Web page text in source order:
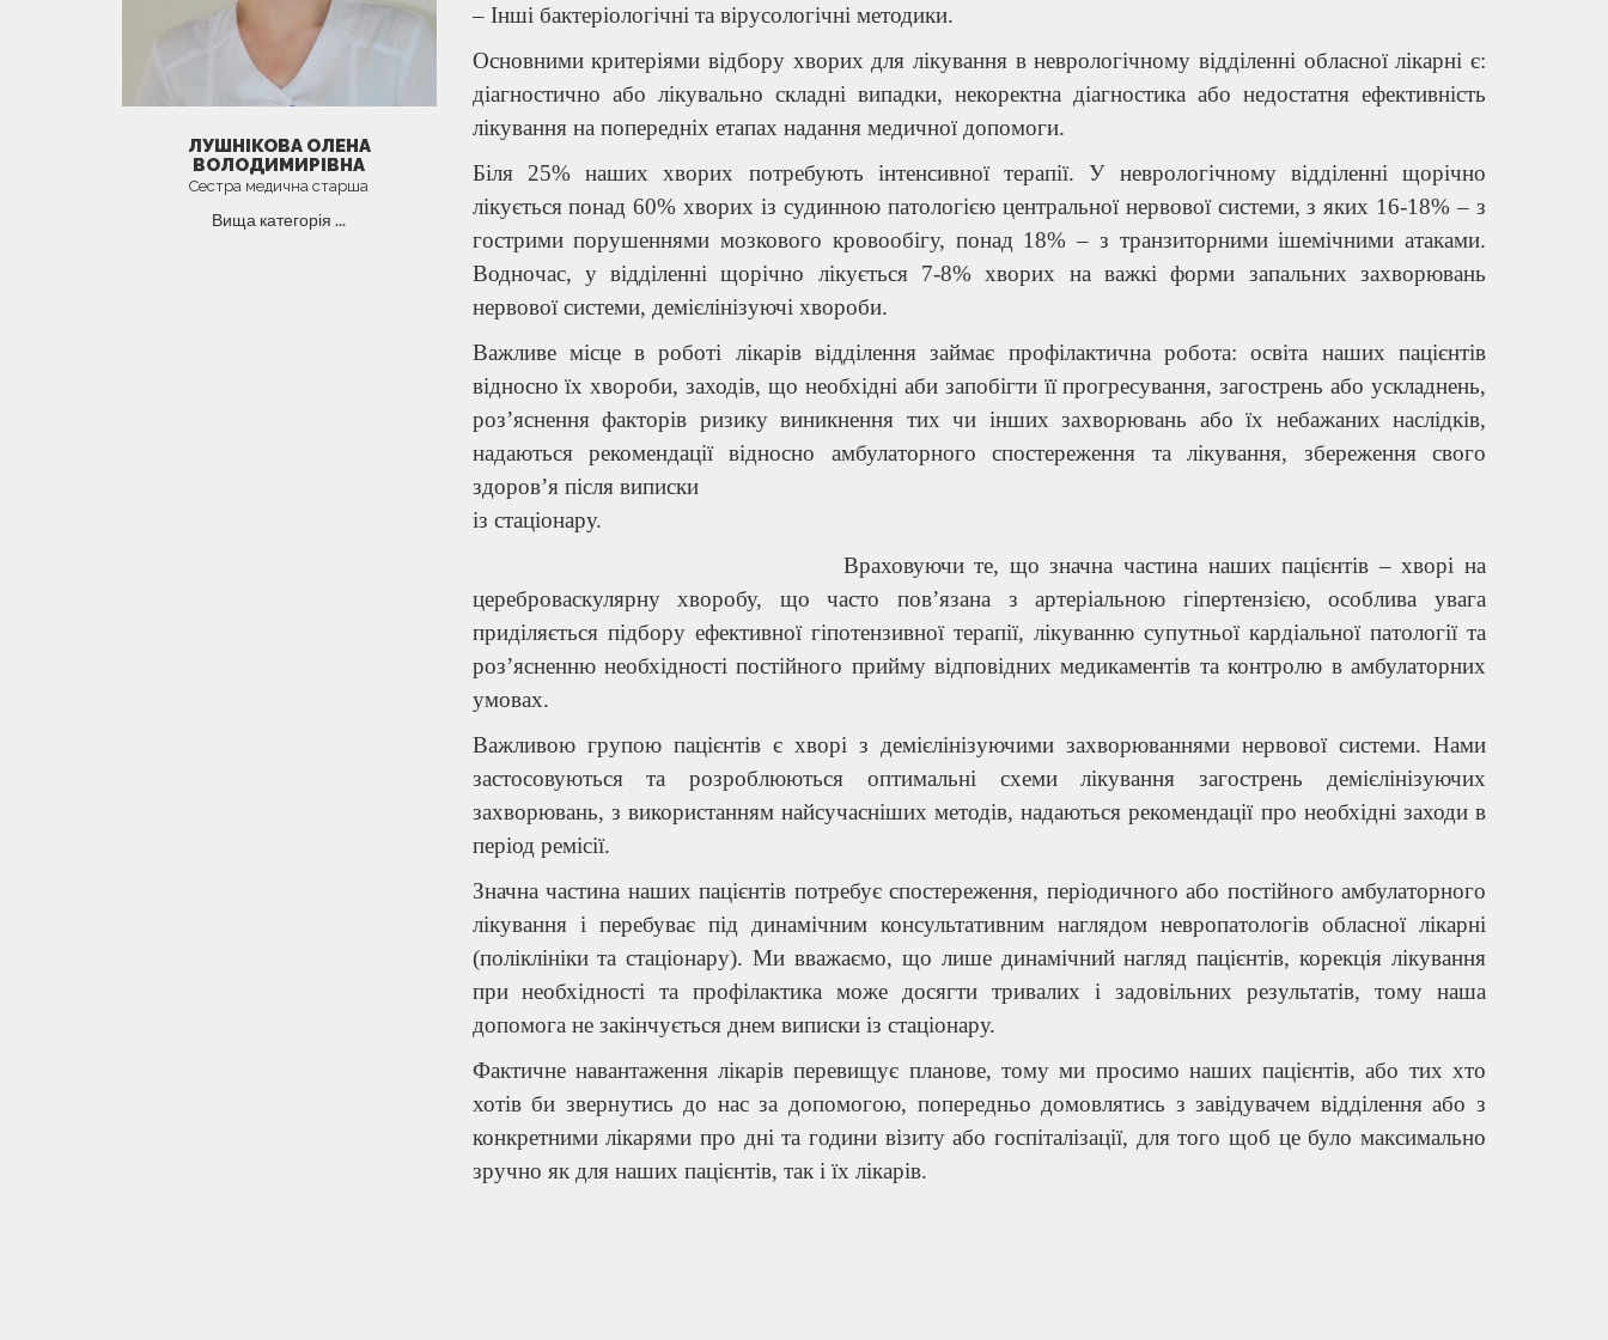
ЛУШНІКОВА ОЛЕНА
ВОЛОДИМИРІВНА
Сестра медична старша
Вища категорія ...
– Інші бактеріологічні та вірусологічні методики.
Основними критеріями відбору хворих для лікування в неврологічному відділенні обласної лікарні є:
діагностично або лікувально складні випадки, некоректна діагностика або недостатня ефективність
лікування на попередніх етапах надання медичної допомоги.
Біля 25% наших хворих потребують інтенсивної терапії. У неврологічному відділенні щорічно
лікується понад 60% хворих із судинною патологією центральної нервової системи, з яких 16-18% – з
гострими порушеннями мозкового кровообігу, понад 18% – з транзиторними ішемічними атаками.
Водночас, у відділенні щорічно лікується 7-8% хворих на важкі форми запальних захворювань
нервової системи, демієлінізуючі хвороби.
Важливе місце в роботі лікарів відділення займає профілактична робота: освіта наших пацієнтів
відносно їх хвороби, заходів, що необхідні аби запобігти її прогресування, загострень або ускладнень,
роз’яснення факторів ризику виникнення тих чи інших захворювань або їх небажаних наслідків,
надаються рекомендації відносно амбулаторного спостереження та лікування, збереження свого
здоров’я після виписки
із стаціонару.
Враховуючи те, що значна частина наших пацієнтів – хворі на
цереброваскулярну хворобу, що часто пов’язана з артеріальною гіпертензією, особлива увага
приділяється підбору ефективної гіпотензивної терапії, лікуванню супутньої кардіальної патології та
роз’ясненню необхідності постійного прийму відповідних медикаментів та контролю в амбулаторних
умовах.
Важливою групою пацієнтів є хворі з демієлінізуючими захворюваннями нервової системи. Нами
застосовуються та розроблюються оптимальні схеми лікування загострень демієлінізуючих
захворювань, з використанням найсучасніших методів, надаються рекомендації про необхідні заходи в
період ремісії.
Значна частина наших пацієнтів потребує спостереження, періодичного або постійного амбулаторного
лікування і перебуває під динамічним консультативним наглядом невропатологів обласної лікарні
(поліклініки та стаціонару). Ми вважаємо, що лише динамічний нагляд пацієнтів, корекція лікування
при необхідності та профілактика може досягти тривалих і задовільних результатів, тому наша
допомога не закінчується днем виписки із стаціонару.
Фактичне навантаження лікарів перевищує планове, тому ми просимо наших пацієнтів, або тих хто
хотів би звернутись до нас за допомогою, попередньо домовлятись з завідувачем відділення або з
конкретними лікарями про дні та години візиту або госпіталізації, для того щоб це було максимально
зручно як для наших пацієнтів, так і їх лікарів.